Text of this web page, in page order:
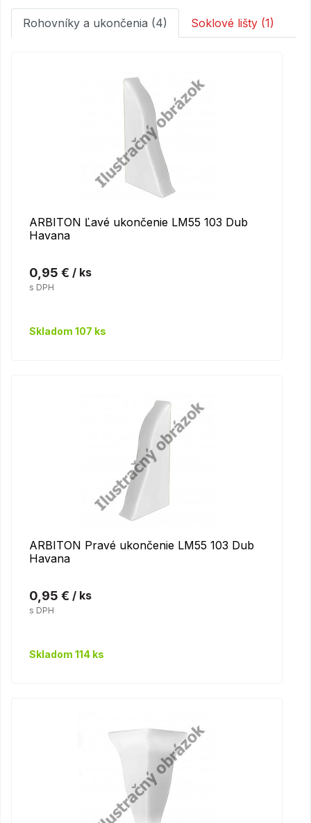
Rohovníky a ukončenia (4) Soklové lišty (1)
ARBITON Ľavé ukončenie LM55 103 Dub
Havana
0,95 € / ks
s DPH
Skladom 107 ks
ARBITON Pravé ukončenie LM55 103 Dub
Havana
0,95 € / ks
s DPH
Skladom 114 ks